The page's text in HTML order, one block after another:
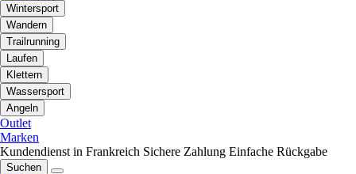
Wintersport
Wandern
Trailrunning
Laufen
Klettern
Wassersport
Angeln
Outlet
Marken
Kundendienst in Frankreich Sichere Zahlung Einfache Rückgabe
Suchen